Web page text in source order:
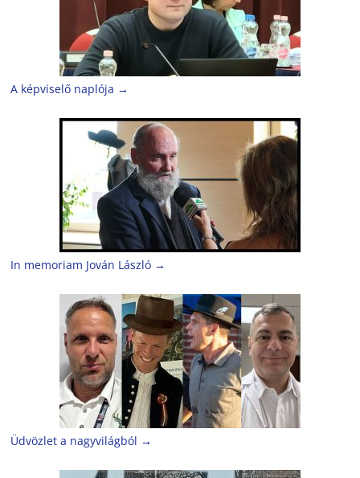
A képviselő naplója →
In memoriam Jován László →
Üdvözlet a nagyvilágból →